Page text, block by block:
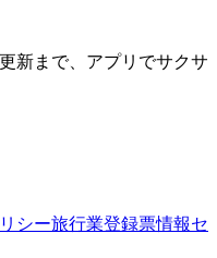
新まで、アプリでサクサ
シー旅行業登録票情報セ